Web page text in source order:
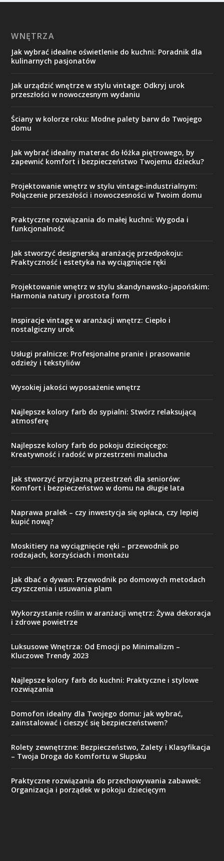
WNĘTRZA
Jak wybrać idealne oświetlenie do kuchni: Poradnik dla
kulinarnych pasjonatów
Jak urządzić wnętrze w stylu vintage: Odkryj urok
przeszłości w nowoczesnym wydaniu
Ściany w kolorze roku: Modne palety barw do Twojego
domu
Jak wybrać idealny materac do łóżka piętrowego, by
zapewnić komfort i bezpieczeństwo Twojemu dziecku?
Projektowanie wnętrz w stylu vintage-industrialnym:
Połączenie przeszłości i nowoczesności w Twoim domu
Praktyczne rozwiązania do małej kuchni: Wygoda i
funkcjonalność
Jak stworzyć designerską aranżację przedpokoju:
Praktyczność i estetyka na wyciągnięcie ręki
Projektowanie wnętrz w stylu skandynawsko-japońskim:
Harmonia natury i prostota form
Inspiracje vintage w aranżacji wnętrz: Ciepło i
nostalgiczny urok
Usługi pralnicze: Profesjonalne pranie i prasowanie
odzieży i tekstyliów
Wysokiej jakości wyposażenie wnętrz
Najlepsze kolory farb do sypialni: Stwórz relaksującą
atmosferę
Najlepsze kolory farb do pokoju dziecięcego:
Kreatywność i radość w przestrzeni malucha
Jak stworzyć przyjazną przestrzeń dla seniorów:
Komfort i bezpieczeństwo w domu na długie lata
Naprawa pralek – czy inwestycja się opłaca, czy lepiej
kupić nową?
Moskitiery na wyciągnięcie ręki – przewodnik po
rodzajach, korzyściach i montażu
Jak dbać o dywan: Przewodnik po domowych metodach
czyszczenia i usuwania plam
Wykorzystanie roślin w aranżacji wnętrz: Żywa dekoracja
i zdrowe powietrze
Luksusowe Wnętrza: Od Emocji po Minimalizm –
Kluczowe Trendy 2023
Najlepsze kolory farb do kuchni: Praktyczne i stylowe
rozwiązania
Domofon idealny dla Twojego domu: jak wybrać,
zainstalować i cieszyć się bezpieczeństwem?
Rolety zewnętrzne: Bezpieczeństwo, Zalety i Klasyfikacja
– Twoja Droga do Komfortu w Słupsku
Praktyczne rozwiązania do przechowywania zabawek:
Organizacja i porządek w pokoju dziecięcym